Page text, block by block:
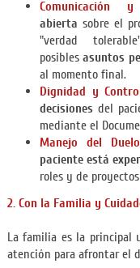
Comunicación
abierta sobre el
"verdad
posiblesasuntos
al momento final.
Dignidad y
decisiones del
mediante el
Manejo del
paciente está
roles y de
2. Con la Familia y
La familia es la principal
atención para afrontar el